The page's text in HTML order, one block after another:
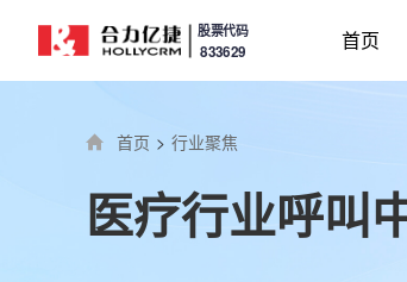
股票代码
833629 首页
首页 > 行业聚焦
医疗行业呼叫